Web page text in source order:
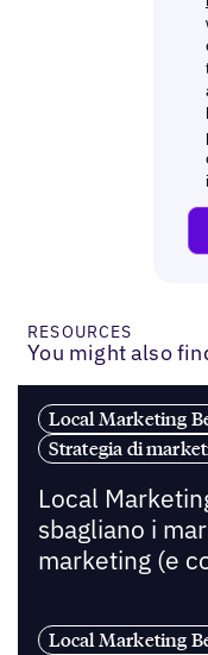
RESOURCES
You might also
Local Marketing
Strategia di
Local
sbagliano i
marketing (e
Local Marketing